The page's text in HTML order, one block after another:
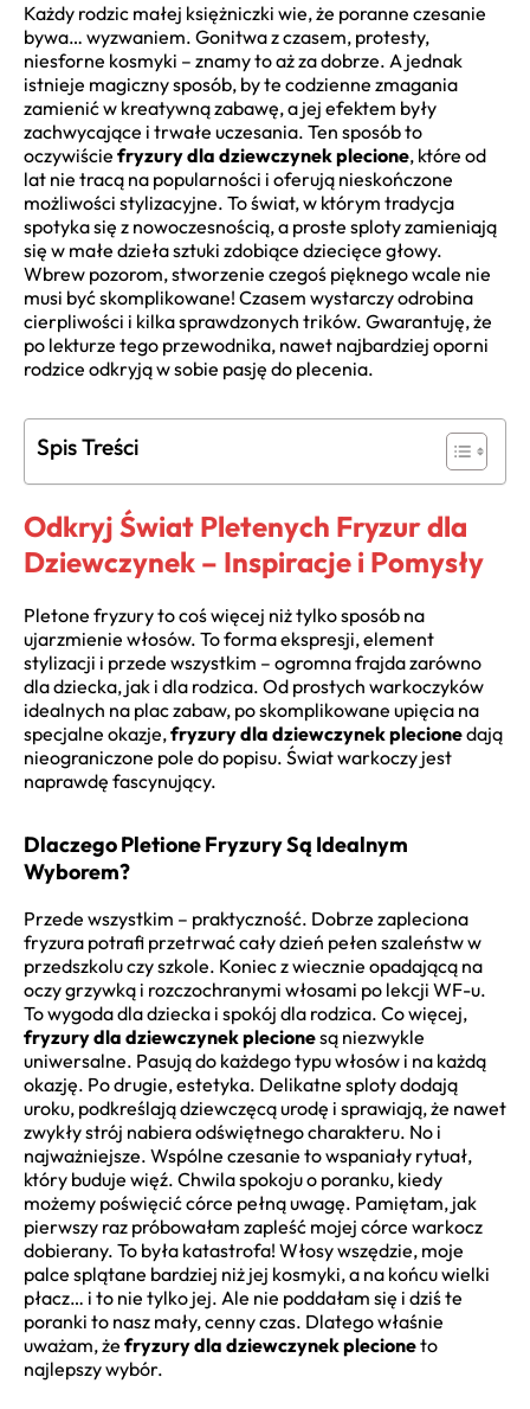
Każdy rodzic małej księżniczki wie, że poranne czesanie
bywa… wyzwaniem. Gonitwa z czasem, protesty,
niesforne kosmyki – znamy to aż za dobrze. A jednak
istnieje magiczny sposób, by te codzienne zmagania
zamienić w kreatywną zabawę, a jej efektem były
zachwycające i trwałe uczesania. Ten sposób to
oczywiście fryzury dla dziewczynek plecione, które od
lat nie tracą na popularności i oferują nieskończone
możliwości stylizacyjne. To świat, w którym tradycja
spotyka się z nowoczesnością, a proste sploty zamieniają
się w małe dzieła sztuki zdobiące dziecięce głowy.
Wbrew pozorom, stworzenie czegoś pięknego wcale nie
musi być skomplikowane! Czasem wystarczy odrobina
cierpliwości i kilka sprawdzonych trików. Gwarantuję, że
po lekturze tego przewodnika, nawet najbardziej oporni
rodzice odkryją w sobie pasję do plecenia.
Spis Treści
Odkryj Świat Pletenych Fryzur dla
Dziewczynek – Inspiracje i Pomysły
Pletone fryzury to coś więcej niż tylko sposób na
ujarzmienie włosów. To forma ekspresji, element
stylizacji i przede wszystkim – ogromna frajda zarówno
dla dziecka, jak i dla rodzica. Od prostych warkoczyków
idealnych na plac zabaw, po skomplikowane upięcia na
specjalne okazje,fryzury dla dziewczynek plecionedają
nieograniczone pole do popisu. Świat warkoczy jest
naprawdę fascynujący.
Dlaczego Pletione Fryzury Są Idealnym
Wyborem?
Przede wszystkim – praktyczność. Dobrze zapleciona
fryzura potrafi przetrwać cały dzień pełen szaleństw w
przedszkolu czy szkole. Koniec z wiecznie opadającą na
oczy grzywką i rozczochranymi włosami po lekcji WF-u.
To wygoda dla dziecka i spokój dla rodzica. Co więcej,
fryzury dla dziewczynek plecionesą niezwykle
uniwersalne. Pasują do każdego typu włosów i na każdą
okazję. Po drugie, estetyka. Delikatne sploty dodają
uroku, podkreślają dziewczęcą urodę i sprawiają, że nawet
zwykły strój nabiera odświętnego charakteru. No i
najważniejsze. Wspólne czesanie to wspaniały rytuał,
który buduje więź. Chwila spokoju o poranku, kiedy
możemy poświęcić córce pełną uwagę. Pamiętam, jak
pierwszy raz próbowałam zapleść mojej córce warkocz
dobierany. To była katastrofa! Włosy wszędzie, moje
palce splątane bardziej niż jej kosmyki, a na końcu wielki
płacz… i to nie tylko jej. Ale nie poddałam się i dziś te
poranki to nasz mały, cenny czas. Dlatego właśnie
uważam, że fryzury dla dziewczynek plecioneto
najlepszy wybór.